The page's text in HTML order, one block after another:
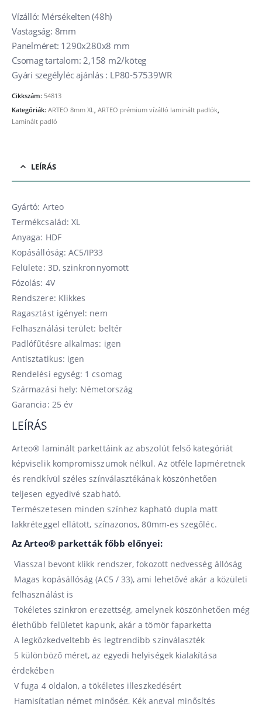
Vízálló: Mérsékelten (48h)
Vastagság: 8mm
Panelméret: 1290x280x8 mm
Csomag tartalom: 2,158 m2/köteg
Gyári szegélyléc ajánlás : LP80-57539WR
Cikkszám: 54813
Kategóriák: ARTEO 8mm XL ARTEO prémium vízálló laminált padlók
Laminált padló
LEÍRÁS
Gyártó: Arteo
Termékcsalád: XL
Anyaga: HDF
Kopásállóság: AC5/IP33
Felülete: 3D, szinkronnyomott
Fózolás: 4V
Rendszere: Klikkes
Ragasztást igényel: nem
Felhasználási terület: beltér
Padlófűtésre alkalmas: igen
Antisztatikus: igen
Rendelési egység: 1 csomag
Származási hely: Németország
Garancia: 25 év
LEÍRÁS
Arteo® laminált parkettáink az abszolút felső kategóriát
képviselik kompromisszumok nélkül. Az ötféle lapméretnek
és rendkívül széles színválasztékának köszönhetően
teljesen egyedivé szabható.
Természetesen minden színhez kapható dupla matt
lakkréteggel ellátott, színazonos, 80mm-es szegőléc.
Az Arteo® parketták főbb előnyei:
Viasszal bevont klikk rendszer, fokozott nedvesség állóság
Magas kopásállóság (AC5 / 33), ami lehetővé akár a közületi
felhasználást is
Tökéletes szinkron erezettség, amelynek köszönhetően még
élethűbb felületet kapunk, akár a tömör faparketta
A legközkedveltebb és legtrendibb színválaszték
5 különböző méret, az egyedi helyiségek kialakítása
érdekében
V fuga 4 oldalon, a tökéletes illeszkedésért
Hamisítatlan német minőség, Kék angyal minősítés